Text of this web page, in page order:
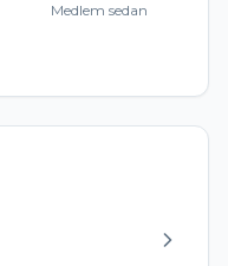
Medlem sedan